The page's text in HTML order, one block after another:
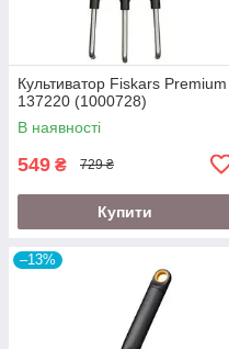
Культиватор Fiskars Premium
137220 (1000728)
В наявності
549 ₴ 729 ₴
Купити
–13%